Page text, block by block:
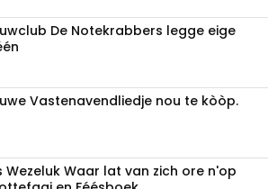
De Notekrabbers legge eige
Vastenavendliedje nou te kòòp.
Wezeluk Waar lat van zich ore n'op